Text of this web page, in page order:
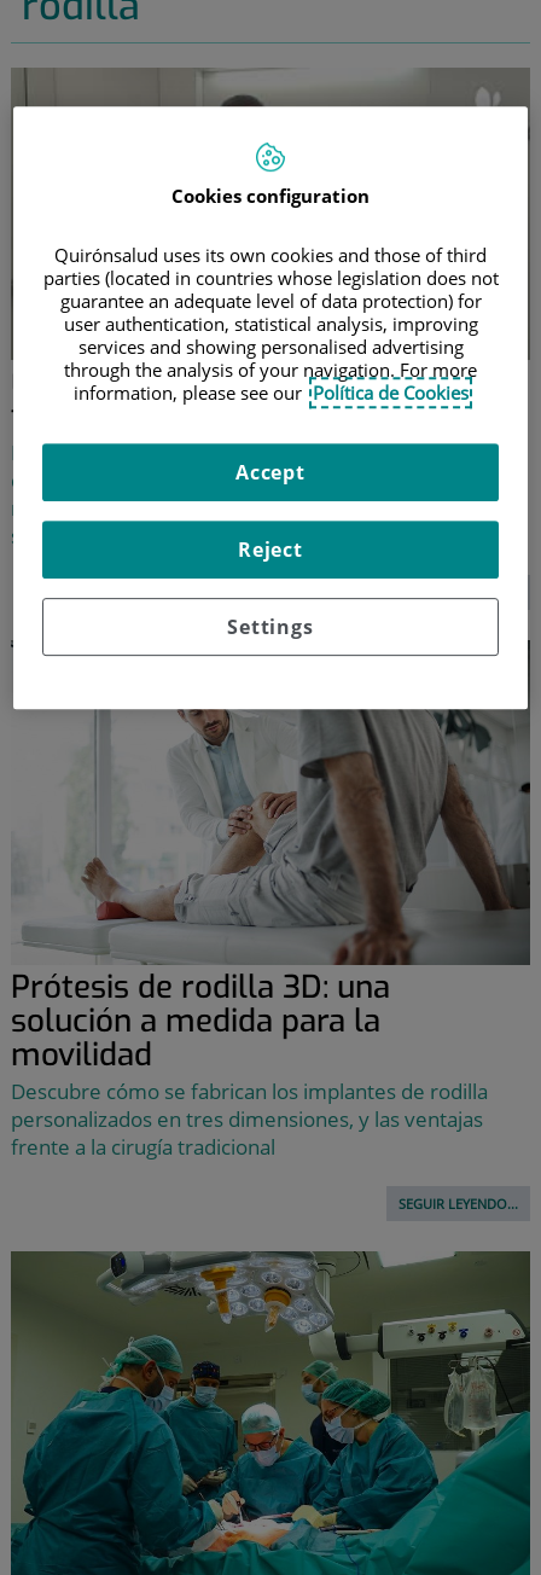
En qué casos se recomienda el
transplante de menisco
El doctor César Calero, especialista en Traumatología
del Hospital Quirónsalud Valencia, nos indica cómo se
realiza la cirugía de transplante de menisco, cuándo
se recomienda y cuáles son los resultados
Prótesis de rodilla 3D: una
solución a medida para la
movilidad
Descubre cómo se fabrican los implantes de rodilla
personalizados en tres dimensiones, y las ventajas
frente a la cirugía tradicional
SEGUIR LEYENDO...
Cookies configuration
Quirónsalud uses its own cookies and those of third
parties (located in countries whose legislation does not
guarantee an adequate level of data protection) for
user authentication, statistical analysis, improving
services and showing personalised advertising
through the analysis of your navigation. For more
information, please see our Política de Cookies
Settings
Reject
Accept